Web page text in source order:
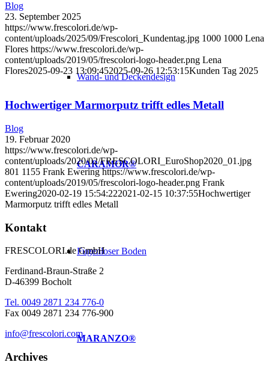
Wand- und Deckendesign
CARAMOR®
Fugenloser Boden
MARANZO®
Blog
23. September 2025
https://www.frescolori.de/wp-
content/uploads/2025/09/Frescolori_Kundentag.jpg 1000 1000 Lena
Flores https://www.frescolori.de/wp-
content/uploads/2019/05/frescolori-logo-header.png Lena
Flores2025-09-23 13:09:452025-09-26 12:53:15Kunden Tag 2025
Hochwertiger Marmorputz trifft edles Metall
Blog
19. Februar 2020
https://www.frescolori.de/wp-
content/uploads/2020/02/FRESCOLORI_EuroShop2020_01.jpg
801 1155 Frank Ewering https://www.frescolori.de/wp-
content/uploads/2019/05/frescolori-logo-header.png Frank
Ewering2020-02-19 15:54:222021-02-15 10:37:55Hochwertiger
Marmorputz trifft edles Metall
Kontakt
FRESCOLORI.de GmbH
Ferdinand-Braun-Straße 2
D-46399 Bocholt
Tel. 0049 2871 234 776-0
Fax 0049 2871 234 776-900
info@frescolori.com
Archives